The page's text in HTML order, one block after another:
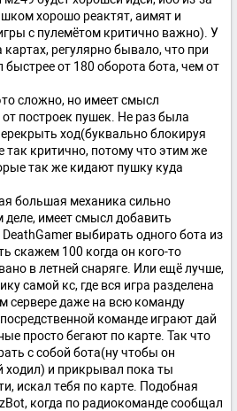
хорошо реактят, аимят и
с пулемётом критично важно). У
картах, регулярно бывало, что при
быстрее от 180 оборота бота, чем от
сложно, но имеет смысл
построек пушек. Не раз была
ход(буквально блокируя
так критично, потому что этим же
так же кидают пушку куда
большая механика сильно
имеет смысл добавить
выбирать одного бота из
скажем 100 когда он кого-то
в летней снаряге. Или ещё лучше,
самой кс, где вся игра разделена
сервере даже на всю команду
команде играют дай
просто бегают по карте. Так что
с собой бота(ну чтобы он
ходил) и прикрывал пока ты
искал тебя по карте. Подобная
когда по радиокоманде сообщал